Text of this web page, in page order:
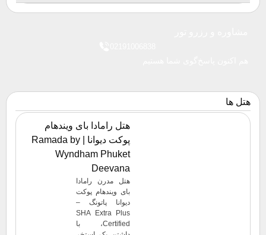
هتل ها
هتل رامادا بای ویندهام
پوکت دیوانا | Ramada by
Wyndham Phuket
Deevana
هتل مدرن رامادا
بای ویندهام پوکت
دیوانا پاتونگ –
SHA Extra Plus
Certified، با